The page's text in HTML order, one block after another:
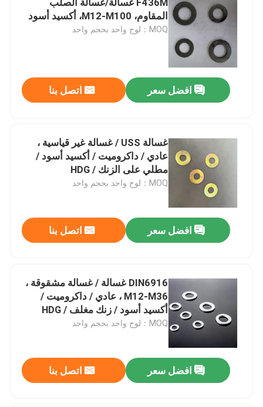
المقاوم، M12-M100، أكسيد أسود
MOQ：لوح واحد بحجم واحد
افضل سعر اتصل بنا
غسالة USS / غسالة غير قياسية ،
عادي / داكروميت / أكسيد أسود /
مطلي على الزنك / HDG
MOQ：لوح واحد بحجم واحد
افضل سعر اتصل بنا
DIN6916 غسالة / غسالة مشقوقة ،
M12-M36 ، عادي / داكروميت /
أكسيد أسود / زنك مغلف / HDG
MOQ：لوح واحد بحجم واحد
افضل سعر اتصل بنا